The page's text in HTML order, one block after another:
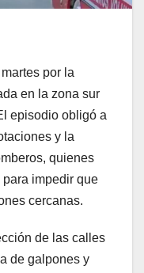
por la
en la zona sur
episodio obligó a
y la
quienes
impedir que
cercanas.
de las calles
de galpones y